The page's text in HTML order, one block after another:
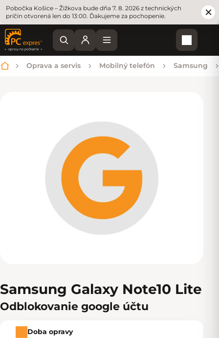
Pobočka Košice – Žižkova bude dňa 7. 8. 2026 z technických
príčin otvorená len do 13:00. Ďakujeme za pochopenie.
Domov
Oprava a servis Mobilný telefón Samsung
Samsung Galaxy Note10 Lite
Odblokovanie google účtu
Doba opravy